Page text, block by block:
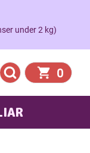
under 2 kg)
0